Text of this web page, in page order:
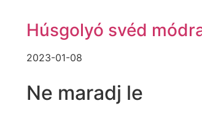
Húsgolyó svéd
2023-01-08
Ne maradj le